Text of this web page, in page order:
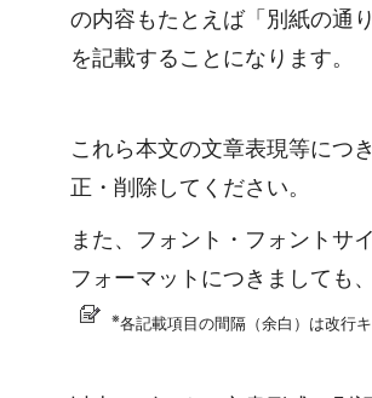
の内容もたとえば「別紙の通
を記載することになります。
これら本文の文章表現等につ
正・削除してください。
また、フォント・フォントサ
フォーマットにつきましても
※各記載項目の間隔（余白）は改行